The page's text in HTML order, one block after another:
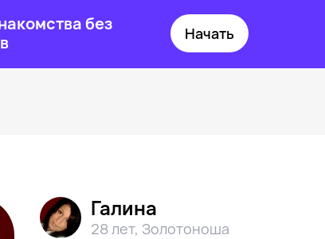
без
Начать
Галина
28 лет, Золотоноша